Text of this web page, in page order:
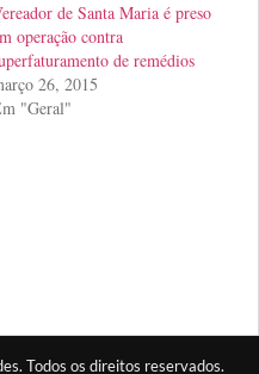
de Santa Maria é preso
operação contra
de remédios
26, 2015
"Geral"
Todos os direitos reservados.